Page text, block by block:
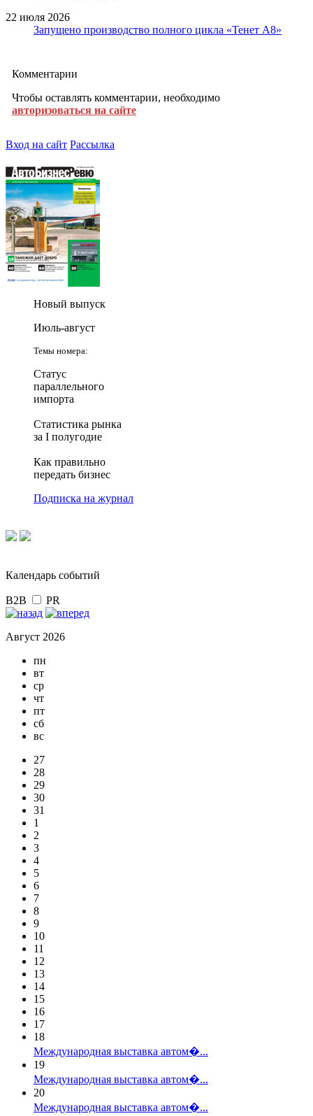
22 июля 2026
Запущено производство полного цикла «Тенет A8»
Комментарии
Чтобы оставлять комментарии, необходимо
авторизоваться на сайте
Вход на сайт Рассылка
Новый выпуск
Июль-август
Темы номера:
Статус
параллельного
импорта
Статистика рынка
за I полугодие
Как правильно
передать бизнес
Подписка на журнал
Календарь событий
B2B PR
Август 2026
пн
вт
ср
чт
пт
сб
вс
27
28
29
30
31
1
2
3
4
5
6
7
8
9
10
11
12
13
14
15
16
17
18
Международная выставка автом�...
19
Международная выставка автом�...
20
Международная выставка автом�...